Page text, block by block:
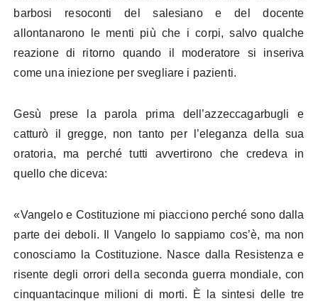
barbosi resoconti del salesiano e del docente
allontanarono le menti più che i corpi, salvo qualche
reazione di ritorno quando il moderatore si inseriva
come una iniezione per svegliare i pazienti.
Gesù prese la parola prima dell’azzeccagarbugli e
catturò il gregge, non tanto per l’eleganza della sua
oratoria, ma perché tutti avvertirono che credeva in
quello che diceva:
«Vangelo e Costituzione mi piacciono perché sono dalla
parte dei deboli. Il Vangelo lo sappiamo cos’è, ma non
conosciamo la Costituzione. Nasce dalla Resistenza e
risente degli orrori della seconda guerra mondiale, con
cinquantacinque milioni di morti. È la sintesi delle tre